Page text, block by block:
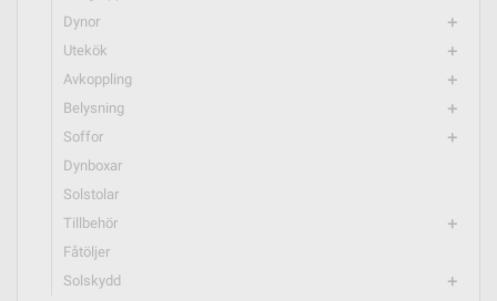
Dynor add
Utekök add
Avkoppling add
Belysning add
Soffor add
Dynboxar
Solstolar
Tillbehör
add
Fåtöljer
Solskydd
add